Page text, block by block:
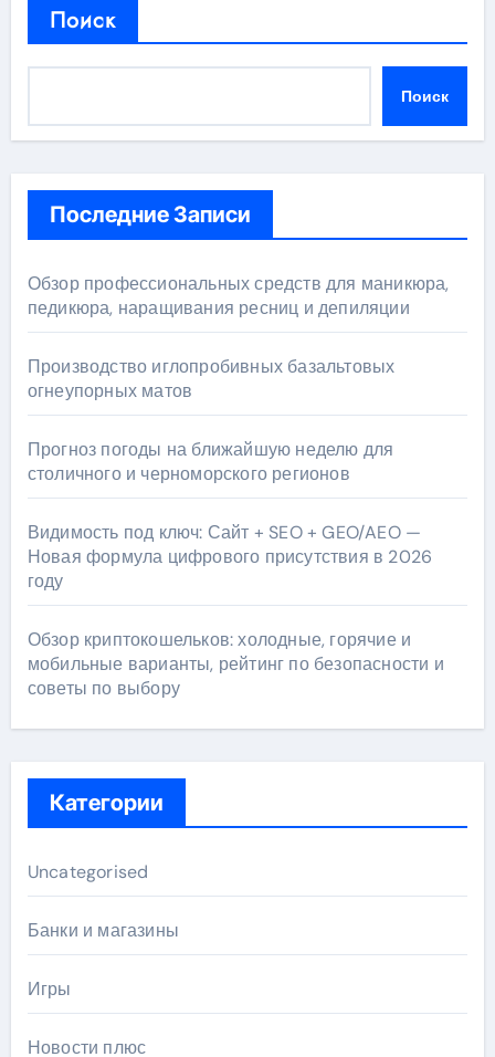
Поиск
Поиск
Последние Записи
Обзор профессиональных средств для маникюра,
педикюра, наращивания ресниц и депиляции
Производство иглопробивных базальтовых
огнеупорных матов
Прогноз погоды на ближайшую неделю для
столичного и черноморского регионов
Видимость под ключ: Сайт + SEO + GEO/AEO —
Новая формула цифрового присутствия в 2026
году
Обзор криптокошельков: холодные, горячие и
мобильные варианты, рейтинг по безопасности и
советы по выбору
Категории
Uncategorised
Банки и магазины
Игры
Новости плюс